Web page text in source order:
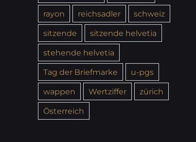
rayon
reichsadler
schweiz
sitzende
sitzende helvetia
stehende helvetia
Tag der Briefmarke
u-pgs
wappen
Wertziffer
zürich
Österreich